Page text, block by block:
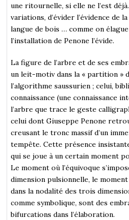
une ritournelle, si elle ne l’est
variations, d’évider l’évidence de
langue de bois … comme on
l’installation de Penone l’évide.
La figure de l’arbre et de ses
un leit-motiv dans la « partition »
l’algorithme saussurien ; celui,
connaissance (une connaissance
l’arbre que trace le geste
celui dont Giuseppe Penone
creusant le tronc massif d’un
tempête. Cette présence
qui se joue à un certain moment
Le moment où l’équivoque
dimension pulsionnelle, le moment
dans la nodalité des trois
comme symbolique, sont des
bifurcations dans l’élaboration.